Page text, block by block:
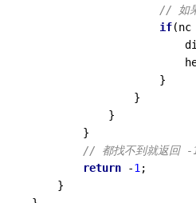
// 如
if
                    }
                }
            }
        }
// 都找不到就返回 -
return -1;
    }